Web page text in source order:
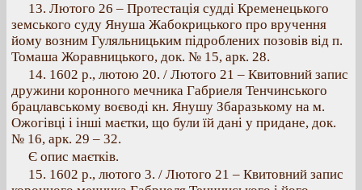
13. Лютого 26 – Протестація судді Кременецького
земського суду Януша Жабокрицького про вручення
йому возним Гуляльницьким підроблених позовів від п.
Томаша Жоравницького, док. № 15, арк. 28.
14. 1602 р., лютою 20. / Лютого 21 – Квитовний запис
дружини коронного мечника Габриеля Тенчинського
брацлавському воєводі кн. Янушу Збаразькому на м.
Ожогівці і інші маєтки, що були їй дані у придане, док.
№ 16, арк. 29 – 32.
Є опис маєтків.
15. 1602 p., лютого 3. / Лютого 21 – Квитовний запис